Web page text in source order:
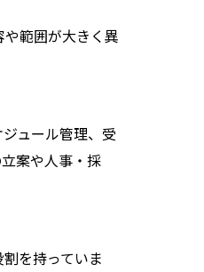
範囲が大きく異
ュール管理、受
案や人事・採
を持っていま